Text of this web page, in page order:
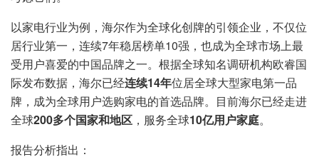
以家电行业为例，海尔作为全球化创牌的引领企业，不仅位
居行业第一，连续7年稳居榜单10强，也成为全球市场上最
受用户喜爱的中国品牌之一。根据全球知名调研机构欧睿国
际发布数据，海尔已经连续14年位居全球大型家电第一品
牌，成为全球用户选购家电的首选品牌。目前海尔已经走进
全球200多个国家和地区 ，服务全球10亿用户家庭。
报告分析指出：